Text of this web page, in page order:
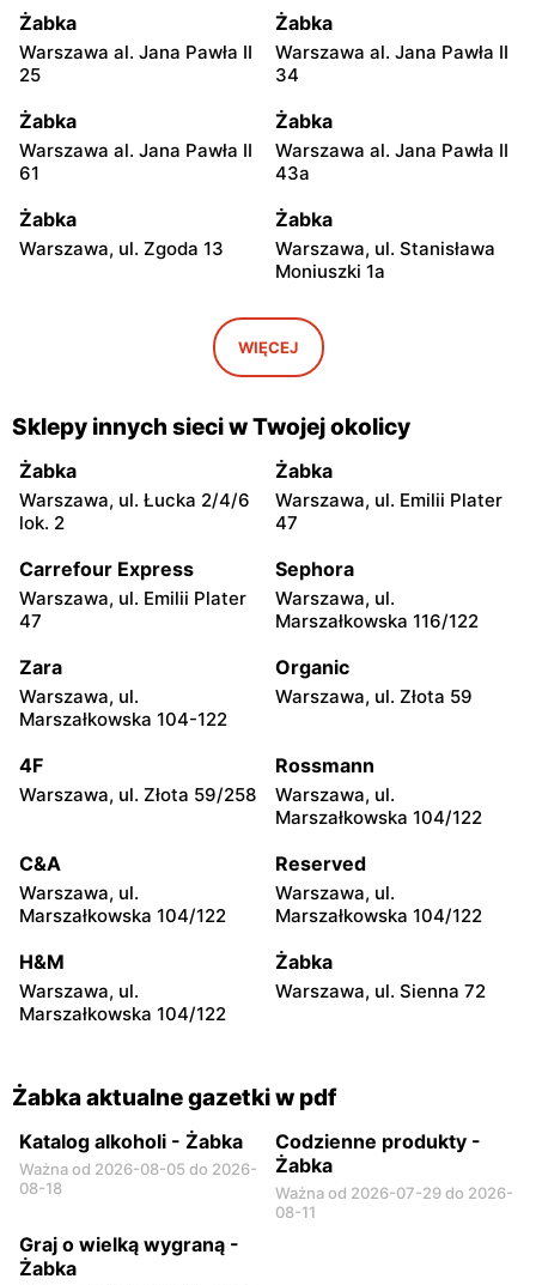
Żabka
Warszawa al. Jana Pawła II
25
Żabka
Warszawa al. Jana Pawła II
34
Żabka
Warszawa al. Jana Pawła II
61
Żabka
Warszawa al. Jana Pawła II
43a
Żabka
Warszawa, ul. Zgoda 13
Żabka
Warszawa, ul. Stanisława
Moniuszki 1a
Świętokrzyska 0 Stacja
Żabka
Warszawa, ul. Grzybowska
5
Żabka
Łódź, ul. Żurawia 14
Żabka
Warszawa, ul. Żurawia 18
Żabka Żabka
104
Żabka
2
Żabka
Żabka
Chałubińskiego 8
Żabka
Żabka
4
Żabka
Żabka Żabka
Żabka
Warszawa, ul. Prosta 2/14
Żabka
WIĘCEJ
Sklepy innych sieci w Twojej okolicy
Żabka
Warszawa, ul. Łucka 2/4/6
lok. 2
Żabka
Warszawa, ul. Emilii Plater
47
Carrefour Express
Warszawa, ul. Emilii Plater
47
Sephora
Warszawa, ul.
Marszałkowska 116/122
Zara
Warszawa, ul.
Marszałkowska 104-122
Organic
Warszawa, ul. Złota 59
4F
Warszawa, ul. Złota 59/258
Rossmann
Warszawa, ul.
Marszałkowska 104/122
C&A
Warszawa, ul.
Marszałkowska 104/122
Reserved
Warszawa, ul.
Marszałkowska 104/122
H&M
Warszawa, ul.
Marszałkowska 104/122
Żabka
Warszawa, ul. Sienna 72
Żabka aktualne gazetki w pdf
Katalog alkoholi - Żabka
Ważna od 2026-08-05 do 2026-
08-18
Codzienne produkty -
Żabka
Ważna od 2026-07-29 do 2026-
08-11
Graj o wielką wygraną -
Żabka